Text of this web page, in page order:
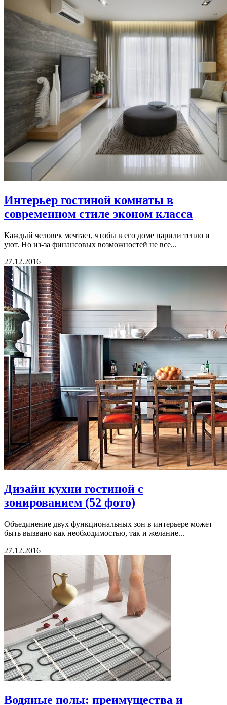
Интерьер гостиной комнаты в
современном стиле эконом класса
Каждый человек мечтает, чтобы в его доме царили тепло и
уют. Но из-за финансовых возможностей не все...
27.12.2016
Дизайн кухни гостиной с
зонированием (52 фото)
Объединение двух функциональных зон в интерьере может
быть вызвано как необходимостью, так и желание...
27.12.2016
Водяные полы: преимущества и